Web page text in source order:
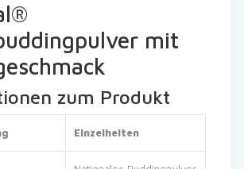
mit
zum Produkt
Einzelheiten